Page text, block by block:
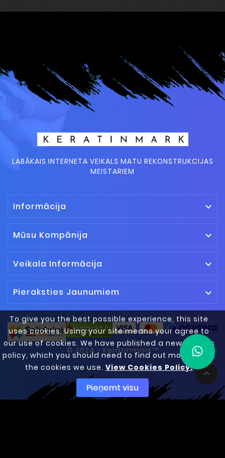
To give you the best possible experience, this site
uses cookies. Using your site means your agree to
our use of cookies. We have published a new cookies
policy, which you should need to find out more about
the cookies we use. View Cookies Policy.
Pieņemt visu
LABĀKAIS INTERNETA VEIKALS MATU REKONSTRUKCIJAS
MEISTARIEM
Informācija 
Mūsu Kompānija 
Veikala Informācija 
Pieraksties Jaunumiem 

© 2024 - Keratinmark™